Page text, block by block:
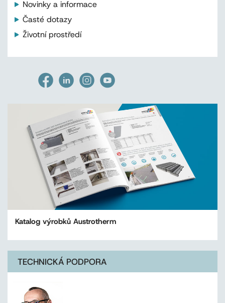
Novinky a informace
Časté dotazy
Životní prostředí
Katalog výrobků Austrotherm
TECHNICKÁ PODPORA